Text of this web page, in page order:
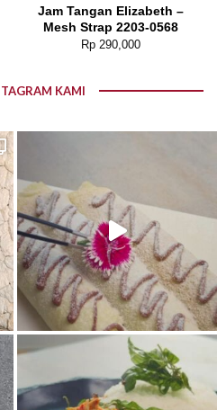
Jam Tangan Elizabeth –
Mesh Strap 2203-0568
Rp 290,000
KAMI